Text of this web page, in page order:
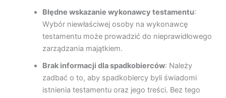
Błędne wskazanie wykonawcy testamentu:
Wybór niewłaściwej osoby na wykonawcę
testamentu może prowadzić do nieprawidłowego
zarządzania majątkiem.
Brak informacji dla spadkobierców: Należy
zadbać o to, aby spadkobiercy byli świadomi
istnienia testamentu oraz jego treści. Bez tego